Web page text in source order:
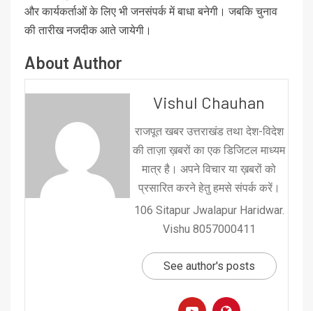
और कार्यकर्ताओं के लिए भी जनसंपर्क में बाधा बनेगी। जबकि चुनाव
की तारीख नजदीक आते जायेगी।
About Author
Vishul Chauhan
राजपूत खबर उत्तराखंड तथा देश-विदेश
की ताज़ा ख़बरों का एक डिजिटल माध्यम
मात्र है। अपने विचार या ख़बरों को
प्रसारित करने हेतु हमसे संपर्क करें।
106 Sitapur Jwalapur Haridwar.
Vishu 8057000411
See author's posts